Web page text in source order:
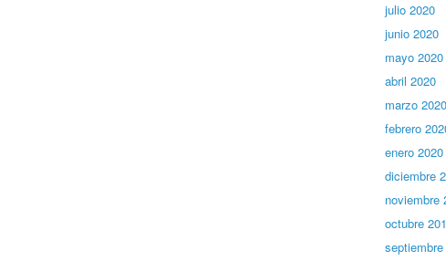
julio 2020
junio 2020
mayo 2020
abril 2020
marzo 2020
febrero
enero 2020
diciembre
noviembre
octubre